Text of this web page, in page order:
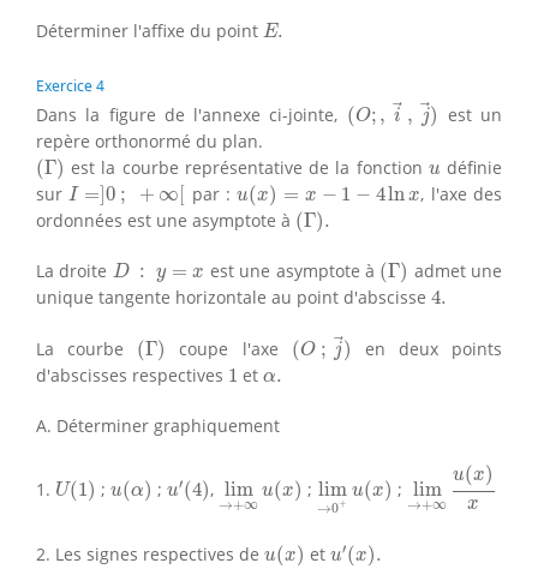
Déterminer l'affixe du point E.
E.
Exercice 4
Dans la figure de l'annexe ci-jointe, (O; , i , j)
(O; → j→
est un
repère orthonormé du plan.
(Γ)
(Γ) est la courbe représentative de la fonction u
u définie
surI =]0 ; + ∞ [
I= 0; + ∞ par :u(x) = x − 1 − 4ln x
u(x)= 1 4ln
, l'axe des
ordonnées est une asymptote à (Γ).
(Γ).
La droite D : y = x
D y =x est une asymptote à (Γ)
(Γ) admet une
unique tangente horizontale au point d'abscisse 4.
4.
La courbe (Γ)
(Γ) coupe l'axe (O ; j)
(O →
en deux points
d'abscisses respectives 1
1 et α.
α
A. Déterminer graphiquement
1. U(1)
U(1) ;u(α)
u(α ) ;u′(4)
u′(4), lim
→+∞
u(x)
lim→+∞u ( x)
; lim
→0+
u(x)
lim →0+ u x)
; lim
→+∞
u(x)
x
→+∞u
2. Les signes respectives de u(x)
u(x) et u′(x).
′(x ).